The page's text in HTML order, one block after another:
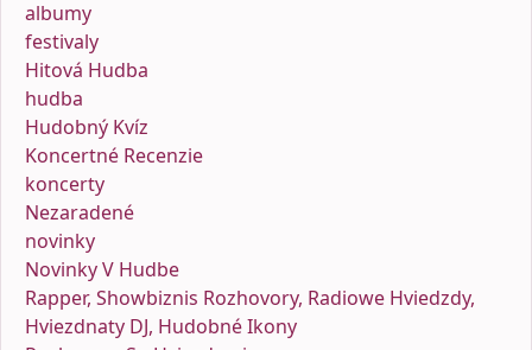
albumy
festivaly
Hitová Hudba
hudba
Hudobný Kvíz
Koncertné Recenzie
koncerty
Nezaradené
novinky
Novinky V Hudbe
Rapper, Showbiznis Rozhovory, Radiowe Hviedzdy,
Hviezdnaty DJ, Hudobné Ikony